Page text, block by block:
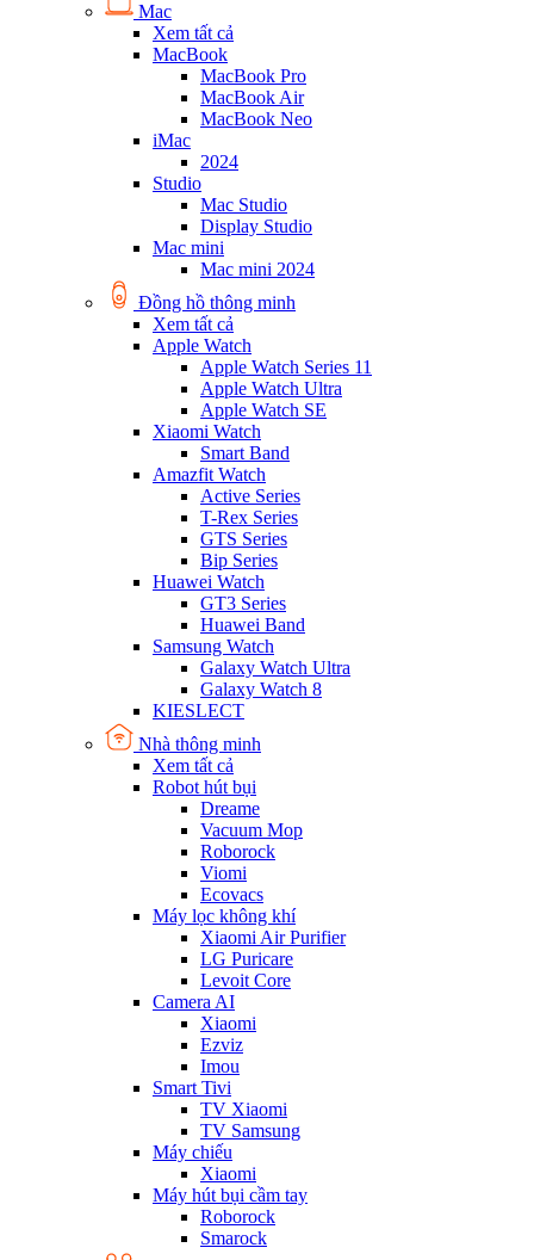
Mac
Xem tất cả
MacBook
MacBook Pro
MacBook Air
MacBook Neo
iMac
2024
Studio
Mac Studio
Display Studio
Mac mini
Mac mini 2024
Đồng hồ thông minh
Xem tất cả
Apple Watch
Apple Watch Series 11
Apple Watch Ultra
Apple Watch SE
Xiaomi Watch
Smart Band
Amazfit Watch
Active Series
T-Rex Series
GTS Series
Bip Series
Huawei Watch
GT3 Series
Huawei Band
Samsung Watch
Galaxy Watch Ultra
Galaxy Watch 8
KIESLECT
Nhà thông minh
Xem tất cả
Robot hút bụi
Dreame
Vacuum Mop
Roborock
Viomi
Ecovacs
Máy lọc không khí
Xiaomi Air Purifier
LG Puricare
Levoit Core
Camera AI
Xiaomi
Ezviz
Imou
Smart Tivi
TV Xiaomi
TV Samsung
Máy chiếu
Xiaomi
Máy hút bụi cầm tay
Roborock
Smarock